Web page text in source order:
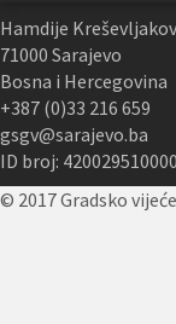
Hamdije
71000 Sarajevo
Bosna i Hercegovina
+387 (0)33 216 659
gsgv@sarajevo.ba
ID broj:
© 2017 Gradsko